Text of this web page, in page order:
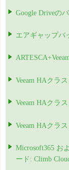
Google Driveの
エアギャップバ
Veeam HAクラ
Veeam HAクラ
Veeam HAクラ
Microsoft365 お
ード: Climb